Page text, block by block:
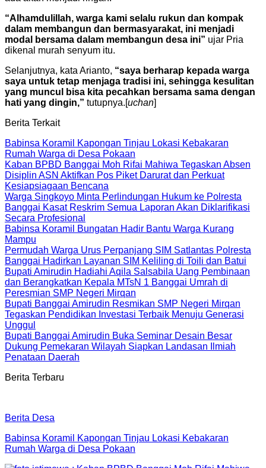
“Alhamdulillah, warga kami selalu rukun dan kompak
dalam membangun dan bermasyarakat, ini menjadi
modal bersama dalam membangun desa ini” ujar Pria
dikenal murah senyum itu.
Selanjutnya, kata Arianto, “saya berharap kepada warga
saya untuk tetap menjaga tradisi ini, sehingga kesulitan
yang muncul bisa kita pecahkan bersama sama dengan
hati yang dingin,” tutupnya.[uchan]
Berita Terkait
Babinsa Koramil Kapongan Tinjau Lokasi Kebakaran
Rumah Warga di Desa Pokaan
Kaban BPBD Banggai Moh Rifai Mahiwa Tegaskan Absen
Disiplin ASN Aktifkan Pos Piket Darurat dan Perkuat
Kesiapsiagaan Bencana
Warga Singkoyo Minta Perlindungan Hukum ke Polresta
Banggai Kasat Reskrim Semua Laporan Akan Diklarifikasi
Secara Profesional
Babinsa Koramil Bungatan Hadir Bantu Warga Kurang
Mampu
Permudah Warga Urus Perpanjang SIM Satlantas Polresta
Banggai Hadirkan Layanan SIM Keliling di Toili dan Batui
Bupati Amirudin Hadiahi Aqila Salsabila Uang Pembinaan
dan Berangkatkan Kepala MTsN 1 Banggai Umrah di
Peresmian SMP Negeri Mirqan
Bupati Banggai Amirudin Resmikan SMP Negeri Mirqan
Tegaskan Pendidikan Investasi Terbaik Menuju Generasi
Unggul
Bupati Banggai Amirudin Buka Seminar Desain Besar
Dukung Pemekaran Wilayah Siapkan Landasan Ilmiah
Penataan Daerah
Berita Terbaru
Berita Desa
Babinsa Koramil Kapongan Tinjau Lokasi Kebakaran
Rumah Warga di Desa Pokaan